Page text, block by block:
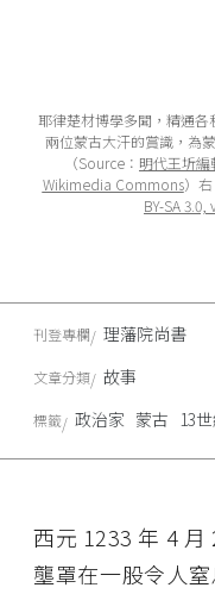
耶律楚材博學多聞，精通
兩位蒙古大汗的賞識，為
（Source： 明代王圻
Wikimedia Commons）右
BY-SA
西元 1233 年 4
壟罩在一股令人
刊登專欄 理藩院尚書
文章分類 故事
標籤 政治家 蒙古 13